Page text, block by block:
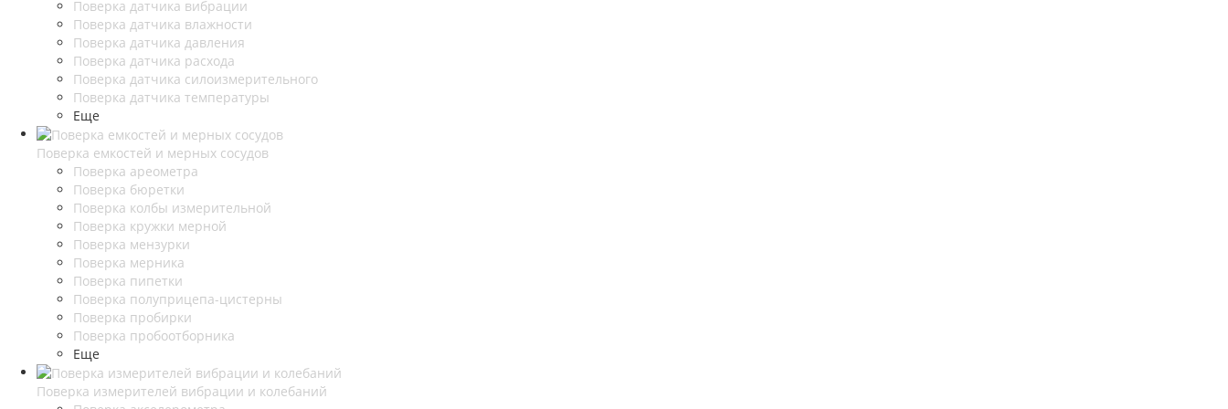
Поверка датчика вибрации
Поверка датчика влажности
Поверка датчика давления
Поверка датчика расхода
Поверка датчика силоизмерительного
Поверка датчика температуры
Еще
Поверка емкостей и мерных сосудов
Поверка ареометра
Поверка бюретки
Поверка колбы измерительной
Поверка кружки мерной
Поверка мензурки
Поверка мерника
Поверка пипетки
Поверка полуприцепа-цистерны
Поверка пробирки
Поверка пробоотборника
Еще
Поверка измерителей вибрации и колебаний